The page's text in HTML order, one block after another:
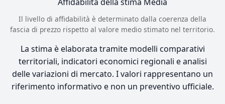
Il livello di affidabilità è determinato dalla coerenza della
fascia di prezzo rispetto al valore medio stimato nel territorio.
La stima è elaborata tramite modelli comparativi
territoriali, indicatori economici regionali e analisi
delle variazioni di mercato. I valori rappresentano un
riferimento informativo e non un preventivo ufficiale.